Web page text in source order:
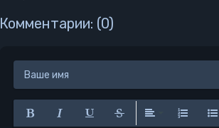
Комментарии: (0)